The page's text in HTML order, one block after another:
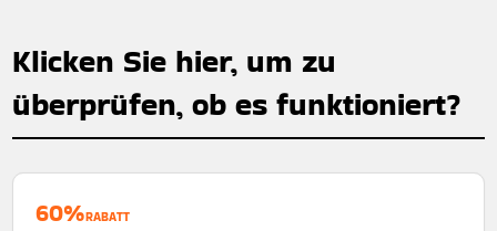
Klicken Sie hier, um zu
überprüfen, ob es funktioniert?
60%RABATT